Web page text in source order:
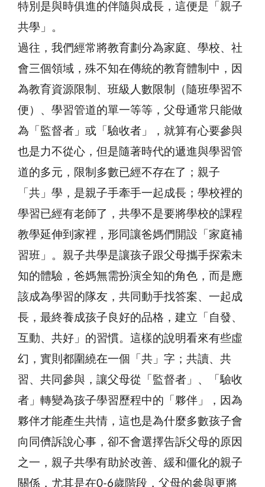
特別是與時俱進的伴隨與成長，這便是「親子
共學」。
過往，我們經常將教育劃分為家庭、學校、社
會三個領域，殊不知在傳統的教育體制中，因
為教育資源限制、班級人數限制（隨班學習不
便）、學習管道的單一等等，父母通常只能做
為「監督者」或「驗收者」，就算有心要參與
也是力不從心，但是隨著時代的遞進與學習管
道的多元，限制多數已經不存在了；親子
「共」學，是親子手牽手一起成長；學校裡的
學習已經有老師了，共學不是要將學校的課程
教學延伸到家裡，形同讓爸媽們開設「家庭補
習班」。親子共學是讓孩子跟父母攜手探索未
知的體驗，爸媽無需扮演全知的角色，而是應
該成為學習的隊友，共同動手找答案、一起成
長，最終養成孩子良好的品格，建立「自發、
互動、共好」的習慣。這樣的說明看來有些虛
幻，實則都圍繞在一個「共」字；共讀、共
習、共同參與，讓父母從「監督者」、「驗收
者」轉變為孩子學習歷程中的「夥伴」，因為
夥伴才能產生共情，這也是為什麼多數孩子會
向同儕訴說心事，卻不會選擇告訴父母的原因
之一，親子共學有助於改善、緩和僵化的親子
關係，尤其是在0-6歲階段，父母的參與更將